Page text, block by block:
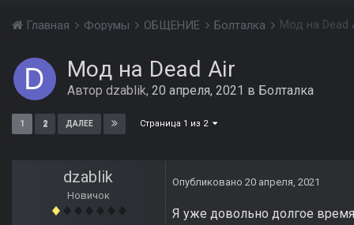
Главная Форумы ОБЩЕНИЕ Болталка Мод на Dead
Мод на Dead Air
Автор dzablik, 20 апреля, 2021 в Болталка
1 2 ДАЛЕЕ Страница 1 из 2
dzablik
Новичок
Опубликовано 20 апреля, 2021
Я уже довольно долгое